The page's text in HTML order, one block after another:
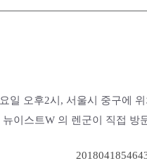
일 오후2시, 서울시 중구에
이스트W 의 렌군이 직접 방